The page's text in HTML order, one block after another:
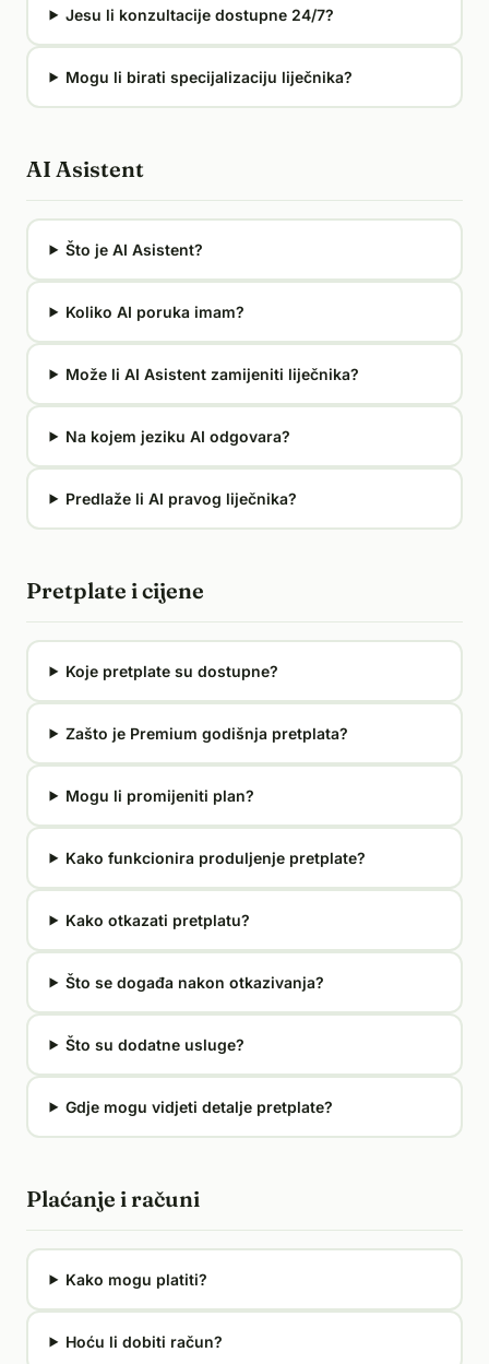
Jesu li konzultacije dostupne 24/7?
Mogu li birati specijalizaciju liječnika?
AI Asistent
Što je AI Asistent?
Koliko AI poruka imam?
Može li AI Asistent zamijeniti liječnika?
Na kojem jeziku AI odgovara?
Predlaže li AI pravog liječnika?
Pretplate i cijene
Koje pretplate su dostupne?
Zašto je Premium godišnja pretplata?
Mogu li promijeniti plan?
Kako funkcionira produljenje pretplate?
Kako otkazati pretplatu?
Što se događa nakon otkazivanja?
Što su dodatne usluge?
Gdje mogu vidjeti detalje pretplate?
Plaćanje i računi
Kako mogu platiti?
Hoću li dobiti račun?